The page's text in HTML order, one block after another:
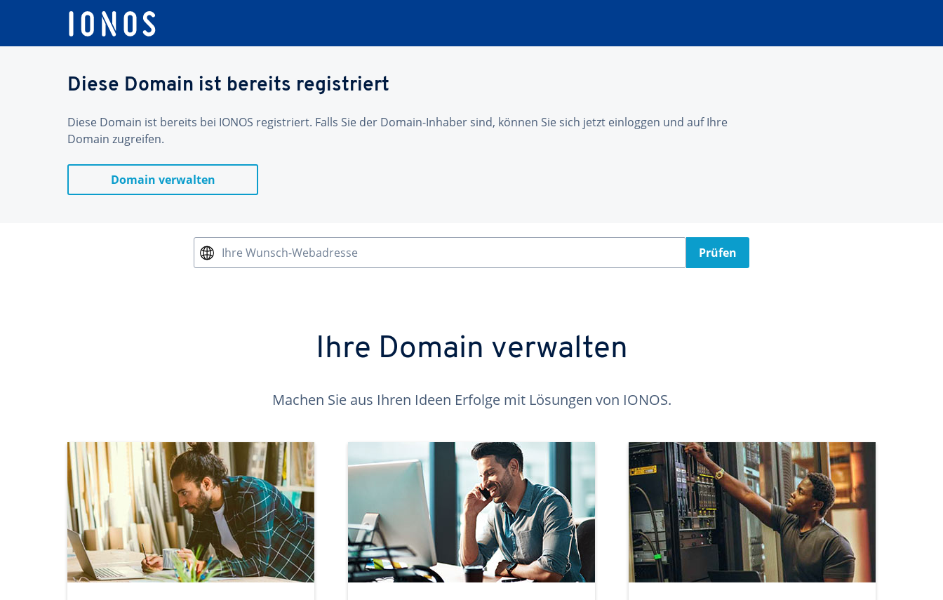
Diese Domain ist bereits registriert
Diese Domain ist bereits bei IONOS registriert. Falls Sie der Domain-Inhaber sind, können Sie sich jetzt einloggen und auf Ihre
Domain zugreifen.
Domain verwalten
Ihre Wunsch-Webadresse Prüfen
Ihre Domain verwalten
Machen Sie aus Ihren Ideen Erfolge mit Lösungen von IONOS.